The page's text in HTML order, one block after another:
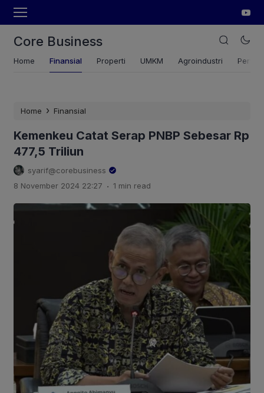
Core Business
Home Finansial Properti UMKM Agroindustri
Home › Finansial
Kemenkeu Catat Serap PNBP Sebesar Rp
477,5 Triliun
syarif@corebusiness
8 November 2024 22:27 . 1 min read